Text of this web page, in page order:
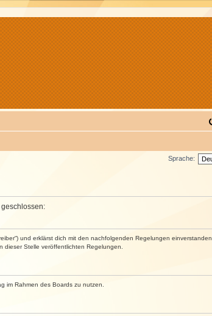
Sprache:
geschlossen:
und erklärst dich mit den nachfolgenden Regelungen einverstanden.
Stelle veröffentlichten Regelungen.
im Rahmen des Boards zu nutzen.